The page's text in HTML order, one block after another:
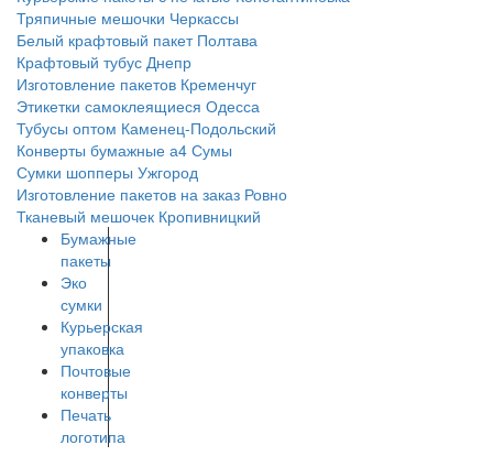
Тряпичные мешочки Черкассы
Белый крафтовый пакет Полтава
Крафтовый тубус Днепр
Изготовление пакетов Кременчуг
Этикетки самоклеящиеся Одесса
Тубусы оптом Каменец-Подольский
Конверты бумажные а4 Сумы
Сумки шопперы Ужгород
Изготовление пакетов на заказ Ровно
Тканевый мешочек Кропивницкий
Бумажные
пакеты
Эко
сумки
Курьерская
упаковка
Почтовые
конверты
Печать
логотипа